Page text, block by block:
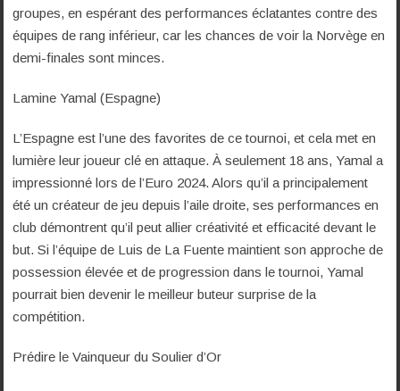
groupes, en espérant des performances éclatantes contre des
équipes de rang inférieur, car les chances de voir la Norvège en
demi-finales sont minces.
Lamine Yamal (Espagne)
L’Espagne est l’une des favorites de ce tournoi, et cela met en
lumière leur joueur clé en attaque. À seulement 18 ans, Yamal a
impressionné lors de l’Euro 2024. Alors qu’il a principalement
été un créateur de jeu depuis l’aile droite, ses performances en
club démontrent qu’il peut allier créativité et efficacité devant le
but. Si l’équipe de Luis de La Fuente maintient son approche de
possession élevée et de progression dans le tournoi, Yamal
pourrait bien devenir le meilleur buteur surprise de la
compétition.
Prédire le Vainqueur du Soulier d’Or